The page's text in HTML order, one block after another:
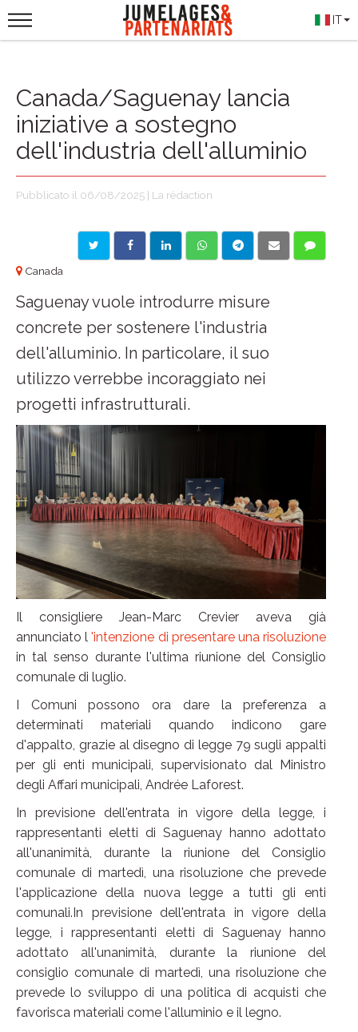
IT
Canada/Saguenay lancia
iniziative a sostegno
dell'industria dell'alluminio
Pubblicato il 06/08/2025 | La rédaction
Canada
Saguenay vuole introdurre misure
concrete per sostenere l'industria
dell'alluminio. In particolare, il suo
utilizzo verrebbe incoraggiato nei
progetti infrastrutturali.
Il consigliere Jean-Marc Crevier aveva già
annunciato l'intenzione di presentare una risoluzione
in tal senso durante l'ultima riunione del Consiglio
comunale di luglio.
I Comuni possono ora dare la preferenza a
determinati materiali quando indicono gare
d'appalto, grazie al disegno di legge 79 sugli appalti
per gli enti municipali, supervisionato dal Ministro
degli Affari municipali, Andrée Laforest.
In previsione dell'entrata in vigore della legge, i
rappresentanti eletti di Saguenay hanno adottato
all'unanimità, durante la riunione del Consiglio
comunale di martedì, una risoluzione che prevede
l'applicazione della nuova legge a tutti gli enti
comunali.In previsione dell'entrata in vigore della
legge, i rappresentanti eletti di Saguenay hanno
adottato all'unanimità, durante la riunione del
consiglio comunale di martedì, una risoluzione che
prevede lo sviluppo di una politica di acquisti che
favorisca materiali come l'alluminio e il legno.